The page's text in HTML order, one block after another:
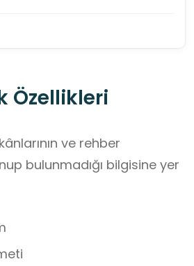
Özellikleri
ve rehber
bulunmadığı bilgisine yer